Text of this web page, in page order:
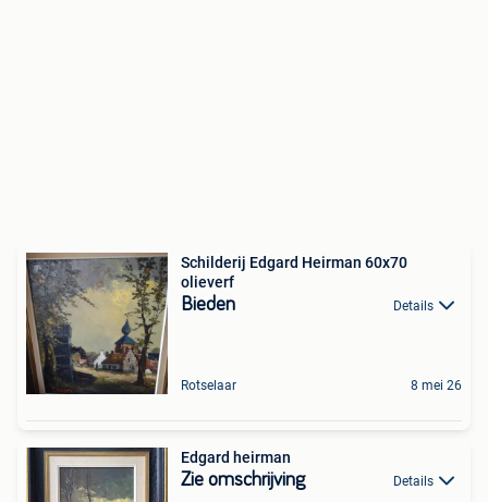
Schilderij Edgard Heirman 60x70
olieverf
Bieden Details
Rotselaar 8 mei 26
Edgard heirman
Zie omschrijving Details